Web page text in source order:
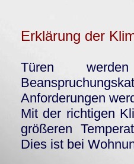
Erklärung der
Türen
Anforderungen
Mit der richtigen
größeren
Dies ist bei